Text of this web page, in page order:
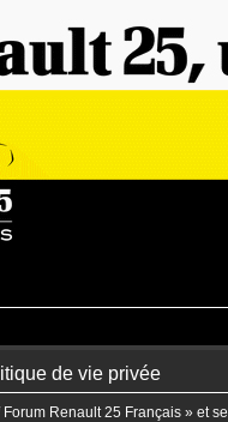
de vie privée
Renault 25 Français » et